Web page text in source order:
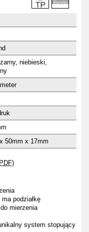
niebieski,
50mm x 17mm
podziałkę
mierzenia
system stopujący